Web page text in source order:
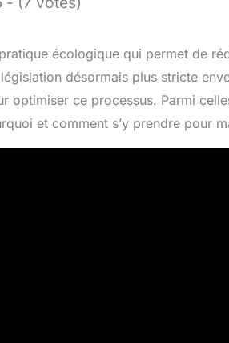
écologique qui permet de
désormais plus stricte
optimiser ce processus. Parmi
et comment s’y prendre pour